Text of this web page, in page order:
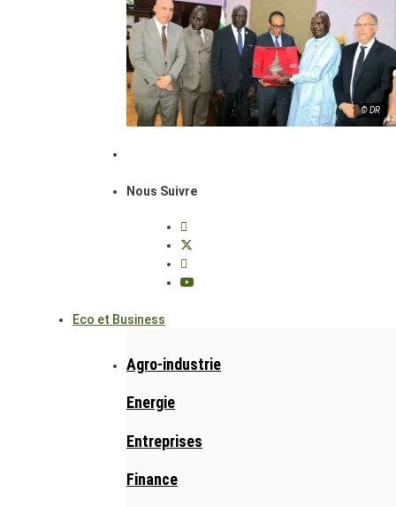
© DR
Nous Suivre
Eco et Business
Agro-industrie
Energie
Entreprises
Finance